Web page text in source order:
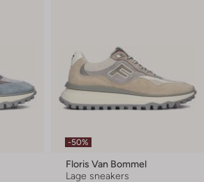
-50%
Floris Van Bommel
Lage sneakers